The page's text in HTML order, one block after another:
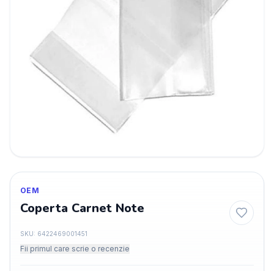
OEM
Coperta Carnet Note
SKU: 6422469001451
Fii primul care scrie o recenzie